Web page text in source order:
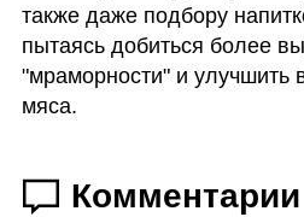
также даже подбору
пытаясь добиться более
"мраморности" и улучшить
мяса.
Комментарии